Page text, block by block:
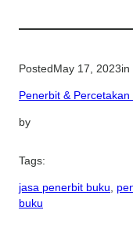
PostedMay 17, 2023in
Penerbit & Percetakan
by
Tags:
jasa penerbit buku
buku